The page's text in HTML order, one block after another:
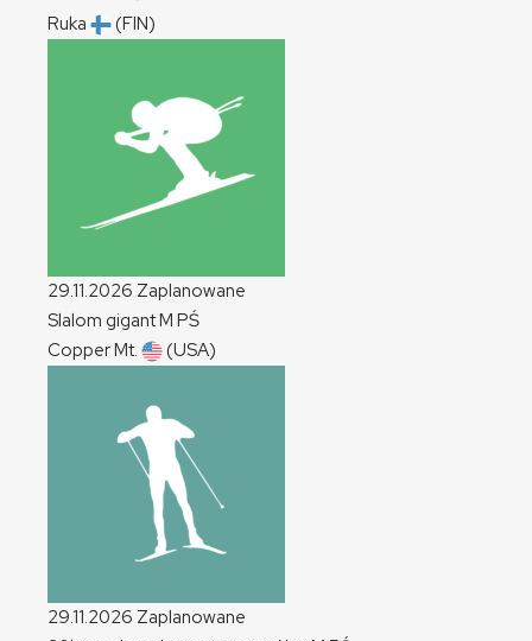
Ruka
(FIN)
29.11.2026 Zaplanowane
Slalom gigantM PŚ
Copper Mt.
(USA)
29.11.2026 Zaplanowane